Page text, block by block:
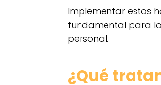
Implementar estos
fundamental para
personal.
¿Qué